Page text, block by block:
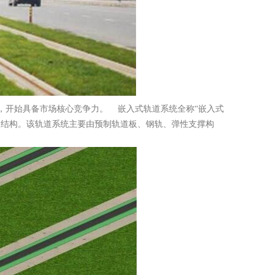
开始具备市场核心竞争力。 嵌入式轨道系统全称“嵌入式
构。该轨道系统主要由预制轨道板、钢轨、弹性支撑构